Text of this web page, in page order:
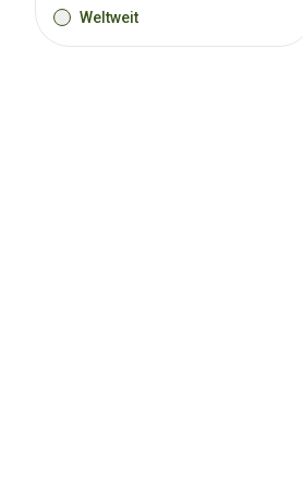
Weltweit